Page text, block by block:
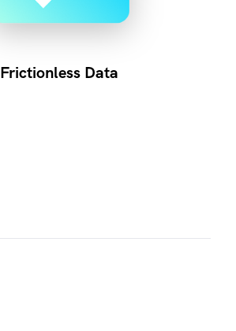
Frictionless Data